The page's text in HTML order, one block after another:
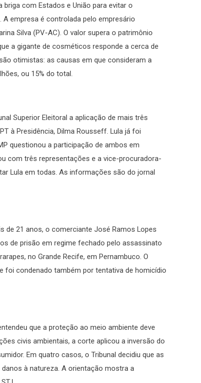
briga com Estados e União para evitar o
empresa é controlada pelo empresário
Silva (PV-AC). O valor supera o patrimônio
a gigante de cosméticos responde a cerca de
otimistas: as causas em que consideram a
ou 15% do total.
Superior Eleitoral a aplicação de mais três
à Presidência, Dilma Rousseff. Lula já foi
questionou a participação de ambos em
com três representações e a vice-procuradora-
Lula em todas. As informações são do jornal
de 21 anos, o comerciante José Ramos Lopes
de prisão em regime fechado pelo assassinato
no Grande Recife, em Pernambuco. O
foi condenado também por tentativa de homicídio
que a proteção ao meio ambiente deve
civis ambientais, a corte aplicou a inversão do
Em quatro casos, o Tribunal decidiu que as
à natureza. A orientação mostra a